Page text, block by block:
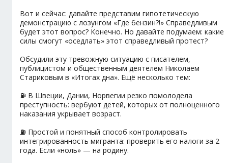
Вот и сейчас: давайте представим гипотетическую
демонстрацию с лозунгом «Где бензин?!» Справедливым
будет этот вопрос? Конечно. Но давайте подумаем: какие
силы смогут «оседлать» этот справедливый протест?
Обсудили эту тревожную ситуацию с писателем,
публицистом и общественным деятелем Николаем
Стариковым в «Итогах дна». Ещё несколько тем:
⛽️ В Швеции, Дании, Норвегии резко помолодела
преступность: вербуют детей, которых от полноценного
наказания укрывает возраст.
⛽️ Простой и понятный способ контролировать
интегрированность мигранта: проверить его налоги за 2
года. Если «ноль» — на родину.